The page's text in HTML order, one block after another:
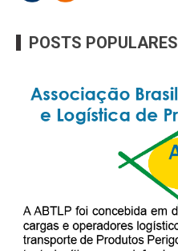
POSTS POPULARES